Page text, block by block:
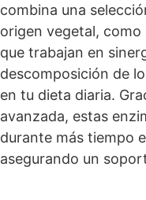
combina una
origen vegetal, como
que trabajan en
descomposición de
en tu dieta diaria.
avanzada, estas
durante más tiempo
asegurando un